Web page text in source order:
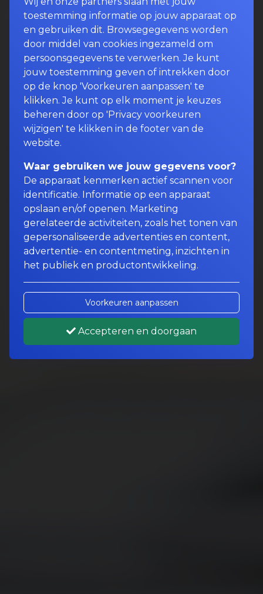
toestemming informatie op jouw apparaat op
en gebruiken dit. Browsegegevens worden
door middel van cookies ingezameld om
persoonsgegevens te verwerken. Je kunt
jouw toestemming geven of intrekken door
op de knop 'Voorkeuren aanpassen' te
klikken. Je kunt op elk moment je keuzes
beheren door op 'Privacy voorkeuren
wijzigen' te klikken in de footer van de
website.
Waar gebruiken we jouw gegevens voor?
De apparaat kenmerken actief scannen voor
identificatie. Informatie op een apparaat
opslaan en/of openen. Marketing
gerelateerde activiteiten, zoals het tonen van
gepersonaliseerde advertenties en content,
advertentie- en contentmeting, inzichten in
het publiek en productontwikkeling.
Voorkeuren aanpassen
Accepteren en doorgaan